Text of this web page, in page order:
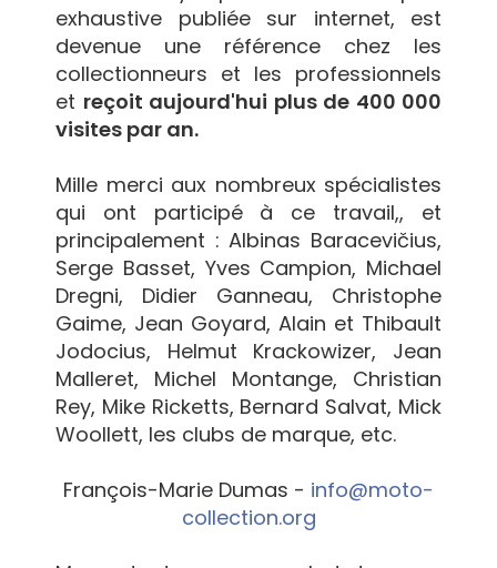
exhaustive publiée sur internet, est
devenue une référence chez les
collectionneurs et les professionnels
et reçoit aujourd'hui plus de 400 000
visites par an.
Mille merci aux nombreux spécialistes
qui ont participé à ce travail,, et
principalement : Albinas Baracevičius,
Serge Basset, Yves Campion, Michael
Dregni, Didier Ganneau, Christophe
Gaime, Jean Goyard, Alain et Thibault
Jodocius, Helmut Krackowizer, Jean
Malleret, Michel Montange, Christian
Rey, Mike Ricketts, Bernard Salvat, Mick
Woollett, les clubs de marque, etc.
François-Marie Dumas - info@moto-
collection.org